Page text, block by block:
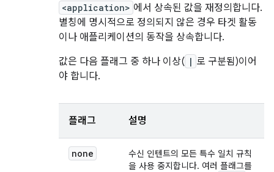
<application> 에서 상속된 값을 재정의합니다.
별칭에 명시적으로 정의되지 않은 경우 타겟 활동
이나 애플리케이션의 동작을 상속합니다.
값은 다음 플래그 중 하나 이상( | 로 구분됨)이어
야 합니다.
플래그 설명
none
수신 인텐트의 모든 특수 일치 규칙
을 사용 중지합니다. 여러 플래그를